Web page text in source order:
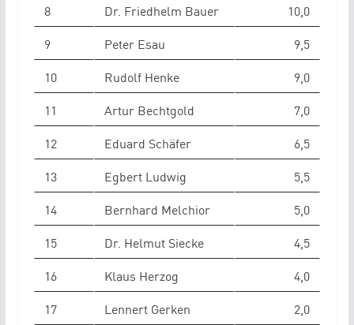
8
Dr. Friedhelm Bauer
10,0
9
Peter Esau
9,5
10
Rudolf Henke
9,0
11
Artur Bechtgold
7,0
12
Eduard Schäfer
6,5
13
Egbert Ludwig
5,5
14
Bernhard Melchior
5,0
15
Dr. Helmut Siecke
4,5
16
Klaus Herzog
4,0
17
Lennert Gerken
2,0